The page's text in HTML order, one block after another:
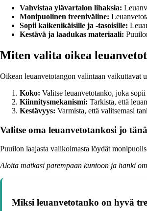
Vahvistaa ylävartalon lihaksia:
Monipuolinen treeniväline:
Sopii kaikenikäisille ja -tasoisille:
Kestävä ja laadukas materiaali:
Miten valita oikea
Oikean leuanvetotangon valintaan vaikuttavat
Koko: Valitse leuanvetotanko, joka
Kiinnitysmekanismi: Tarkista, että
Kestävyys: Varmista, että valitsemasi
Valitse oma leuanvetotankosi jo
Puuilon laajasta valikoimasta löydät
Aloita matkasi parempaan kuntoon ja hanki
Miksi leuanvetotanko on hyvä